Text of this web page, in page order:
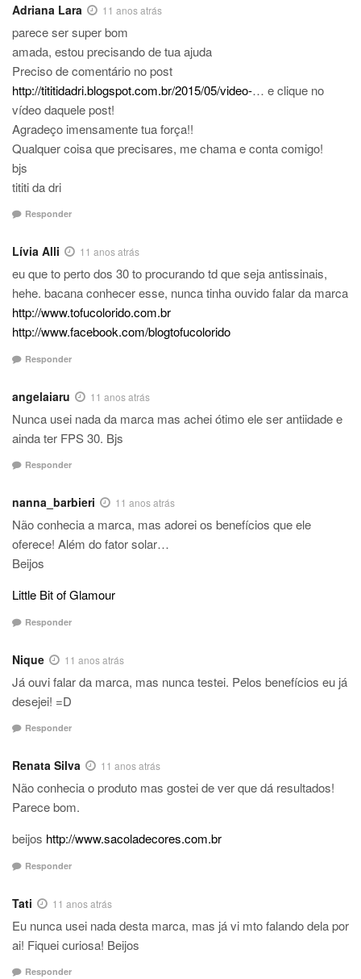
Adriana Lara 11 anos atrás
parece ser super bom
amada, estou precisando de tua ajuda
Preciso de comentário no post
http://tititidadri.blogspot.com.br/2015/05/video-… e clique no
vídeo daquele post!
Agradeço imensamente tua força!!
Qualquer coisa que precisares, me chama e conta comigo!
bjs
tititi da dri
Responder
Lívia Alli 11 anos atrás
eu que to perto dos 30 to procurando td que seja antissinais,
hehe. bacana conhecer esse, nunca tinha ouvido falar da marca
http://www.tofucolorido.com.br
http://www.facebook.com/blogtofucolorido
Responder
angelaiaru 11 anos atrás
Nunca usei nada da marca mas achei ótimo ele ser antiidade e
ainda ter FPS 30. Bjs
Responder
nanna_barbieri 11 anos atrás
Não conhecia a marca, mas adorei os benefícios que ele
oferece! Além do fator solar…
Beijos
Little Bit of Glamour
Responder
Nique 11 anos atrás
Já ouvi falar da marca, mas nunca testei. Pelos benefícios eu já
desejei! =D
Responder
Renata Silva 11 anos atrás
Não conhecia o produto mas gostei de ver que dá resultados!
Parece bom.
beijos http://www.sacoladecores.com.br
Responder
Tati 11 anos atrás
Eu nunca usei nada desta marca, mas já vi mto falando dela por
ai! Fiquei curiosa! Beijos
Responder